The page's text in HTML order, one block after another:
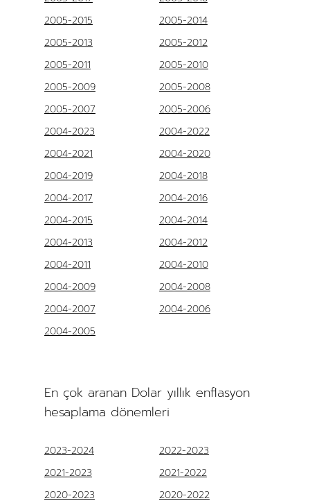
2005-2015
2005-2014
2005-2013
2005-2012
2005-2011
2005-2010
2005-2009
2005-2008
2005-2007
2005-2006
2004-2023
2004-2022
2004-2021
2004-2020
2004-2019
2004-2018
2004-2017
2004-2016
2004-2015
2004-2014
2004-2013
2004-2012
2004-2011
2004-2010
2004-2009
2004-2008
2004-2007
2004-2006
2004-2005
En çok aranan Dolar yıllık enflasyon
hesaplama dönemleri
2023-2024
2022-2023
2021-2023
2021-2022
2020-2023
2020-2022